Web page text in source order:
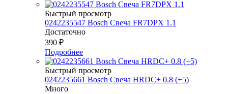
Быстрый просмотр
0242235547 Bosch Свеча FR7DPX 1.1
Достаточно
390 ₽
Подробнее
Быстрый просмотр
0242235661 Bosch Свеча HRDC+ 0.8 (+5)
Много